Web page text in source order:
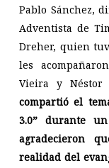
Pablo Sánchez,
Adventista de
Dreher, quien
les
Vieira y Néstor
compartió el
3.0” durante
agradecieron
realidad del